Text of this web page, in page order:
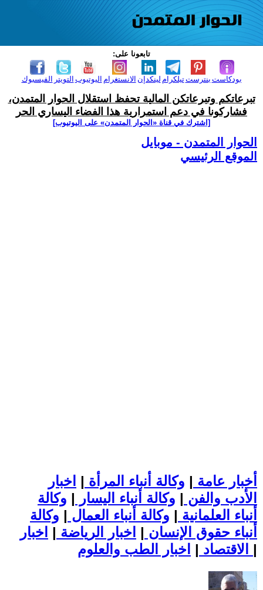
تابعونا على:
الفيسبوك التويتر اليوتيوب الانستغرام لينكدإن تيلكرامبنترست بودكاست
تبرعاتكم وتبرعاتكن المالية تحفظ استقلال الحوار المتمدن،
فشاركونا في دعم استمرارية هذا الفضاء اليساري الحر
[اشترك في قناة ‫«الحوار المتمدن» على اليوتيوب]
الحوار المتمدن - موبايل
الموقع الرئيسي
أخبار عامة | وكالة أنباء المرأة | اخبار
الأدب والفن | وكالة أنباء اليسار | وكالة
أنباء العلمانية | وكالة أنباء العمال | وكالة
أنباء حقوق الإنسان | اخبار الرياضة | اخبار
الاقتصاد | |